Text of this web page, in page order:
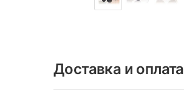
Доставка и оплата